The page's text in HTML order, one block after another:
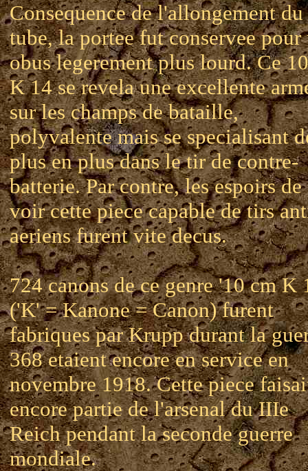
Consequence de l'allongement du
tube, la portee fut conservee pour
obus legerement plus lourd. Ce
K 14 se revela une excellente
sur les champs de bataille,
polyvalente mais se specialisant
plus en plus dans le tir de contre-
batterie. Par contre, les espoirs de
voir cette piece capable de tirs
aeriens furent vite decus.
724 canons de ce genre '10 cm K
('K' = Kanone = Canon) furent
fabriques par Krupp durant la
368 etaient encore en service en
novembre 1918. Cette piece
encore partie de l'arsenal du IIIe
Reich pendant la seconde guerre
mondiale.